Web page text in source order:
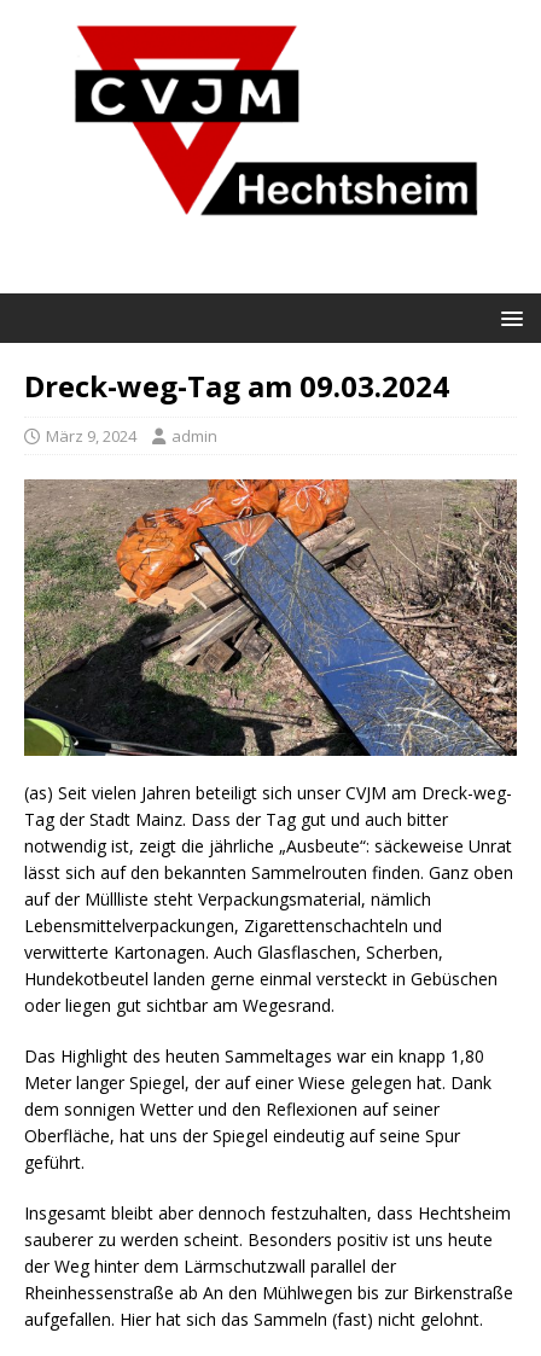
Dreck-weg-Tag am 09.03.2024
März 9, 2024 admin
(as) Seit vielen Jahren beteiligt sich unser CVJM am Dreck-weg-
Tag der Stadt Mainz. Dass der Tag gut und auch bitter
notwendig ist, zeigt die jährliche „Ausbeute“: säckeweise Unrat
lässt sich auf den bekannten Sammelrouten finden. Ganz oben
auf der Müllliste steht Verpackungsmaterial, nämlich
Lebensmittelverpackungen, Zigarettenschachteln und
verwitterte Kartonagen. Auch Glasflaschen, Scherben,
Hundekotbeutel landen gerne einmal versteckt in Gebüschen
oder liegen gut sichtbar am Wegesrand.
Das Highlight des heuten Sammeltages war ein knapp 1,80
Meter langer Spiegel, der auf einer Wiese gelegen hat. Dank
dem sonnigen Wetter und den Reflexionen auf seiner
Oberfläche, hat uns der Spiegel eindeutig auf seine Spur
geführt.
Insgesamt bleibt aber dennoch festzuhalten, dass Hechtsheim
sauberer zu werden scheint. Besonders positiv ist uns heute
der Weg hinter dem Lärmschutzwall parallel der
Rheinhessenstraße ab An den Mühlwegen bis zur Birkenstraße
aufgefallen. Hier hat sich das Sammeln (fast) nicht gelohnt.